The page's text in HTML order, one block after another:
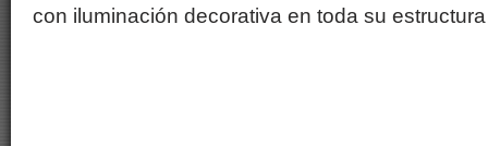
con iluminación decorativa en toda su estructura